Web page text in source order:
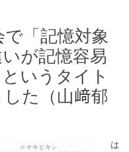
「記憶対象
が記憶容易
いうタイト
た（山﨑郁
は